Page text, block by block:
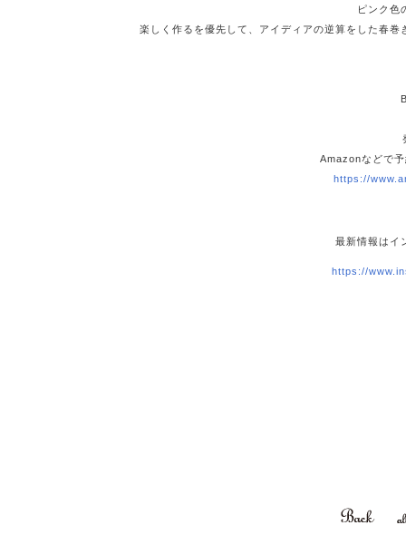
ピンク色
楽しく作るを優先して、アイディアの逆算をした春
Amazonなどで
https://
最新情報はイ
https://